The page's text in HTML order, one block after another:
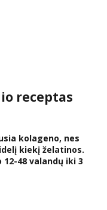
receptas
kolageno, nes
kiekį želatinos.
48 valandų iki 3